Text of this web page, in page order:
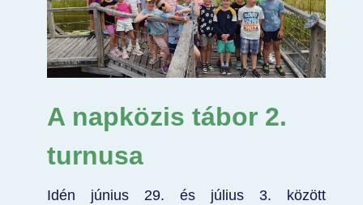
A napközis tábor 2.
turnusa
Idén június 29. és július 3. között